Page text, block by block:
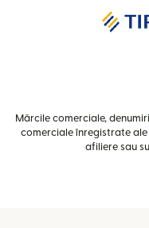
Mărcile comerciale,
comerciale înregistrate
afiliere sau